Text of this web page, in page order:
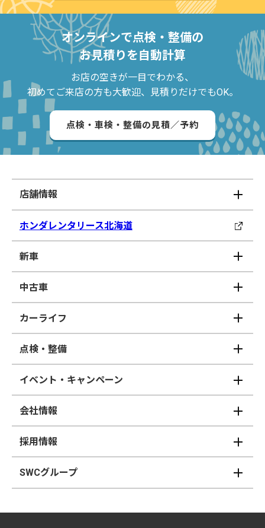
オンラインで点検・整備の
お見積りを自動計算
お店の空きが一目でわかる、
初めてご来店の方も大歓迎、見積りだけでもOK。
点検・車検・整備の見積／予約
店舗情報
ホンダレンタリース北海道
新車
中古車
カーライフ
点検・整備
イベント・キャンペーン
会社情報
採用情報
SWCグループ